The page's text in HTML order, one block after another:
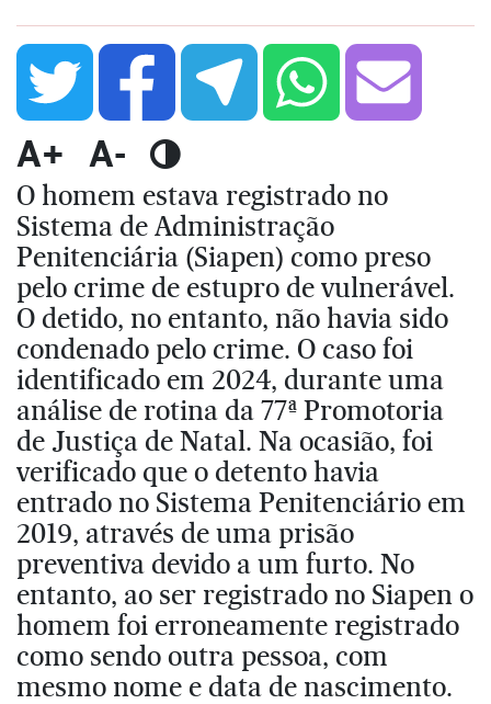
A+ A-
O homem estava registrado no
Sistema de Administração
Penitenciária (Siapen) como preso
pelo crime de estupro de vulnerável.
O detido, no entanto, não havia sido
condenado pelo crime. O caso foi
identificado em 2024, durante uma
análise de rotina da 77ª Promotoria
de Justiça de Natal. Na ocasião, foi
verificado que o detento havia
entrado no Sistema Penitenciário em
2019, através de uma prisão
preventiva devido a um furto. No
entanto, ao ser registrado no Siapen o
homem foi erroneamente registrado
como sendo outra pessoa, com
mesmo nome e data de nascimento.